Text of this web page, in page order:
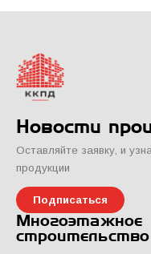
Новости
Оставляйте заявку, и
продукции
Подписаться
Многоэтажное
строительство